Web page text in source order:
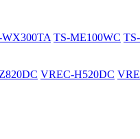
WX300TA TS-ME100WC
VREC-H520DC